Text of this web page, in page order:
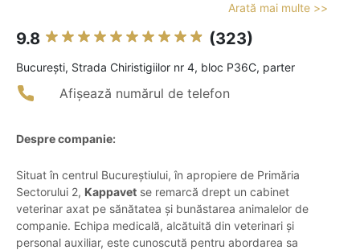
Arată mai multe >>
9.8 (323)
Bucureşti, Strada Chiristigiilor nr 4, bloc P36C, parter
Afișează numărul de telefon
Despre companie:
Situat în centrul Bucureștiului, în apropiere de Primăria
Sectorului 2, Kappavet se remarcă drept un cabinet
veterinar axat pe sănătatea și bunăstarea animalelor de
companie. Echipa medicală, alcătuită din veterinari și
personal auxiliar, este cunoscută pentru abordarea sa